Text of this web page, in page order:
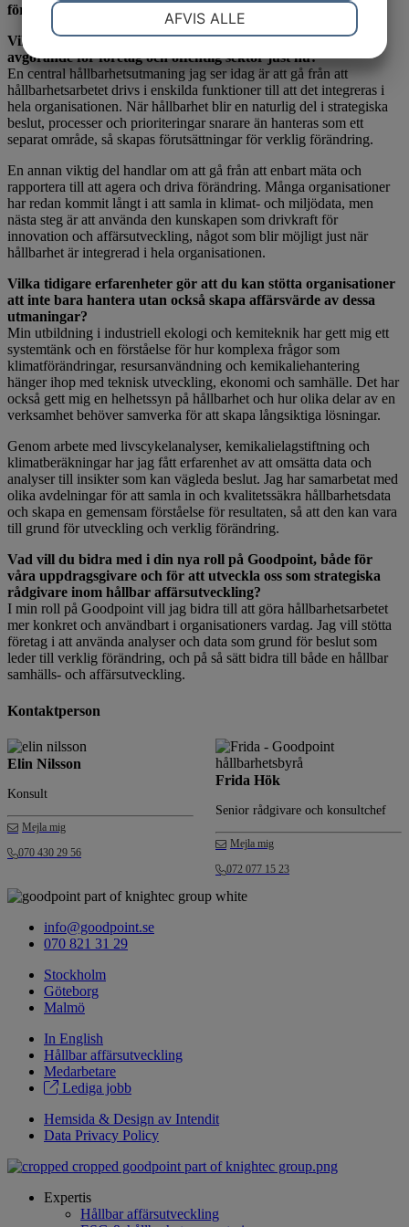
för både affärsutveckling och samhällsnytta.
Vilka strategiska hållbarhetsutmaningar ser du som mest
avgörande för företag och offentlig sektor just nu?
En central hållbarhetsutmaning jag ser idag är att gå från att
hållbarhetsarbetet drivs i enskilda funktioner till att det integreras i
hela organisationen. När hållbarhet blir en naturlig del i strategiska
beslut, processer och prioriteringar snarare än hanteras som ett
separat område, så skapas förutsättningar för verklig förändring.
En annan viktig del handlar om att gå från att enbart mäta och
rapportera till att agera och driva förändring. Många organisationer
har redan kommit långt i att samla in klimat- och miljödata, men
nästa steg är att använda den kunskapen som drivkraft för
innovation och affärsutveckling, något som blir möjligt just när
hållbarhet är integrerad i hela organisationen.
Vilka tidigare erfarenheter gör att du kan stötta organisationer
att inte bara hantera utan också skapa affärsvärde av dessa
utmaningar?
Min utbildning i industriell ekologi och kemiteknik har gett mig ett
systemtänk och en förståelse för hur komplexa frågor som
klimatförändringar, resursanvändning och kemikaliehantering
hänger ihop med teknisk utveckling, ekonomi och samhälle. Det har
också gett mig en helhetssyn på hållbarhet och hur olika delar av en
verksamhet behöver samverka för att skapa långsiktiga lösningar.
Genom arbete med livscykelanalyser, kemikalielagstiftning och
klimatberäkningar har jag fått erfarenhet av att omsätta data och
analyser till insikter som kan vägleda beslut. Jag har samarbetat med
olika avdelningar för att samla in och kvalitetssäkra hållbarhetsdata
och skapa en gemensam förståelse för resultaten, så att den kan vara
till grund för utveckling och verklig förändring.
Vad vill du bidra med i din nya roll på Goodpoint, både för
våra uppdragsgivare och för att utveckla oss som strategiska
rådgivare inom hållbar affärsutveckling?
I min roll på Goodpoint vill jag bidra till att göra hållbarhetsarbetet
mer konkret och användbart i organisationers vardag. Jag vill stötta
företag i att använda analyser och data som grund för beslut som
leder till verklig förändring, och på så sätt bidra till både en hållbar
samhälls- och affärsutveckling.
Kontaktperson
Elin Nilsson
Konsult
Mejla mig
070 430 29 56
Frida Hök
Senior rådgivare och konsultchef
Mejla mig
072 077 15 23
info@goodpoint.se
070 821 31 29
Stockholm
Göteborg
Malmö
In English
Hållbar affärsutveckling
Medarbetare
Lediga jobb
Hemsida & Design av Intendit
Data Privacy Policy
Expertis
Hållbar affärsutveckling
MARKETING STATISTIK
AFVIS ALLE